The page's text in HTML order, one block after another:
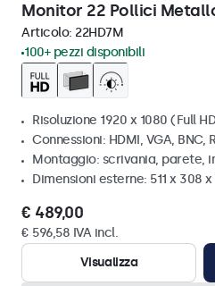
Monitor 22 Pollici
Articolo: 22HD7M
100+ pezzi disponibili
Risoluzione 1920 x 1080 (Full
Connessioni: HDMI, VGA, BNC,
Montaggio: scrivania, parete,
Dimensioni esterne: 511 x 308
€ 489,00
€ 596,58 IVA incl.
Visualizza